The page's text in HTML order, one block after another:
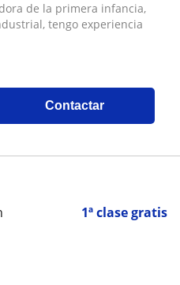
de la primera infancia,
tengo experiencia
Contactar
1ª clase gratis